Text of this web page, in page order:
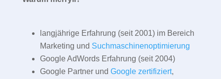
langjährige Erfahrung (seit 2001) im Bereich
Marketing und Suchmaschinenoptimierung
Google AdWords Erfahrung (seit 2004)
Google Partner und Google zertifiziert,